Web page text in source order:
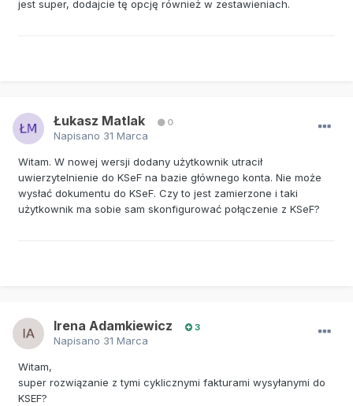
jest super, dodajcie tę opcję również w zestawieniach.
Łukasz Matlak 0
Napisano 31 Marca
Witam. W nowej wersji dodany użytkownik utracił
uwierzytelnienie do KSeF na bazie głównego konta. Nie może
wysłać dokumentu do KSeF. Czy to jest zamierzone i taki
użytkownik ma sobie sam skonfigurować połączenie z KSeF?
Irena Adamkiewicz 3
Napisano 31 Marca
Witam,
super rozwiązanie z tymi cyklicznymi fakturami wysyłanymi do
KSEF?